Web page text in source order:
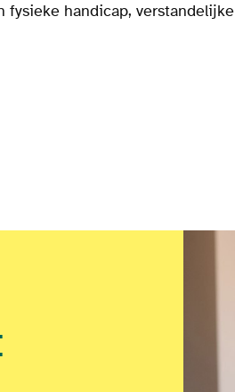
fysieke handicap, verstandelijke